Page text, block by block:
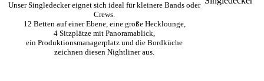
Unser Singledecker eignet sich ideal für kleinere Bands oder
Crews.
12 Betten auf einer Ebene, eine große Hecklounge,
4 Sitzplätze mit Panoramablick,
ein Produktionsmanagerplatz und die Bordküche
zeichnen diesen Nightliner aus.